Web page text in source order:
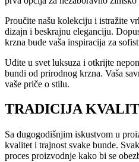
Proučite našu kolekciju i istražite
dizajn i beskrajnu eleganciju.
krzna bude vaša inspiracija za
Uđite u svet luksuza i otkrijte
bundi od prirodnog krzna. Vaša
vaše priče o stilu.
TRADICIJA
Sa dugogodišnjim iskustvom u
kvalitet i trajnost svake bunde.
proces proizvodnje kako bi se